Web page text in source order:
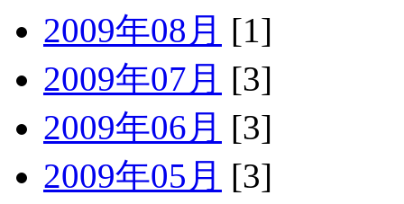
2009年08月 [1]
2009年07月 [3]
2009年06月 [3]
2009年05月 [3]